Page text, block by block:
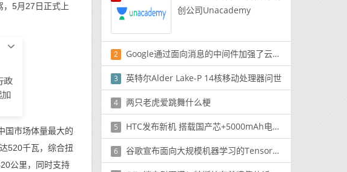
，5月27日正式上
市场体量最大的
520千瓦，综合扭
公里，同时支持
创公司Unacademy
2 Google通过面向消息的中间件加强了云产品组合
3 英特尔Alder Lake-P 14核移动处理器问世
4 两只老虎爱跳舞什么梗
5 HTC发布新机 搭载国产芯+5000mAh电池 面向全球市场
6 谷歌宣布面向大规模机器学习的TensorFlow企业